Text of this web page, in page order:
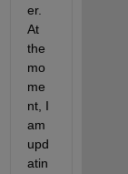
er.
At
the
mo
me
nt, I
am
upd
atin